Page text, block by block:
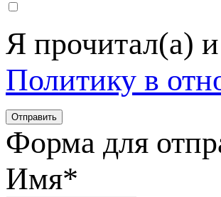
Я прочитал(а)
Политику в
Форма для
Имя*